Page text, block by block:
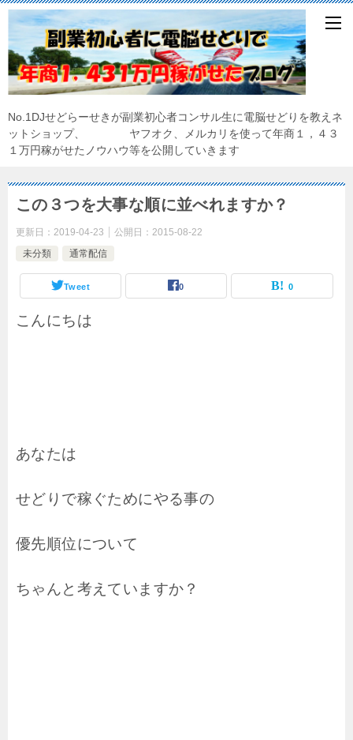
No.1DJせどらーせきが副業初心者コンサル生に電脳せどりを教えネ
ットショップ、 ヤフオク、メルカリを使って年商１，４３
１万円稼がせたノウハウ等を公開していきます
この３つを大事な順に並べれますか？
更新日： 2019-04-23 公開日： 2015-08-22
未分類
通常配信
Tweet 0 0
こんにちは
あなたは
せどりで稼ぐためにやる事の
優先順位について
ちゃんと考えていますか？